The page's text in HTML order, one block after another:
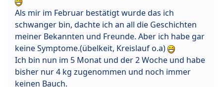
Als mir im Februar bestätigt wurde das ich
schwanger bin, dachte ich an all die Geschichten
meiner Bekannten und Freunde. Aber ich habe gar
keine Symptome.(übelkeit, Kreislauf o.a)
Ich bin nun im 5 Monat und der 2 Woche und habe
bisher nur 4 kg zugenommen und noch immer
keinen Bauch.